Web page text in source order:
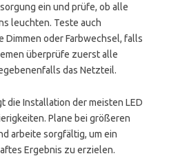
ein und prüfe, ob alle
leuchten. Teste auch
Dimmen oder Farbwechsel, falls
überprüfe zuerst alle
das Netzteil.
die Installation der meisten LED
Plane bei größeren
arbeite sorgfältig, um ein
Ergebnis zu erzielen.